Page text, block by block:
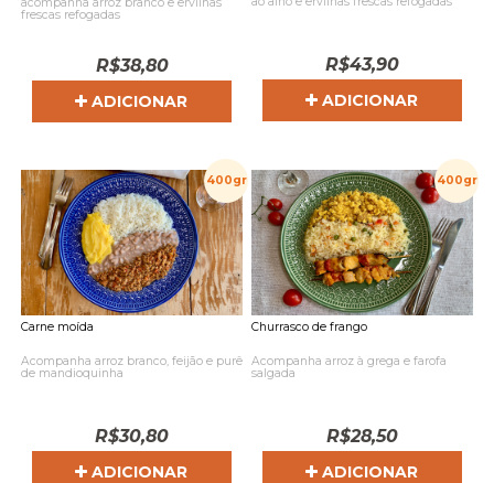
frescas refogadas
R$38,80
ADICIONAR
R$43,90
ADICIONAR
400gr
Carne moída
Acompanha arroz branco, feijão e purê
de mandioquinha
R$30,80
ADICIONAR
400gr
Churrasco de frango
Acompanha arroz à grega e farofa
salgada
R$28,50
ADICIONAR